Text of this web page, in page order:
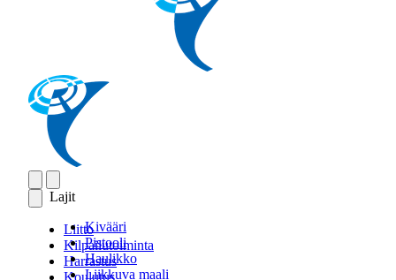
Lajit
Kivääri
Pistooli
Haulikko
Liikkuva maali
Liitto
Kilpailutoiminta
Harrastus
Koulutus